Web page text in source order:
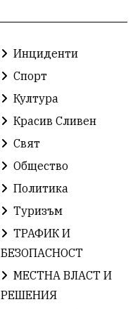
Инциденти
Спорт
Култура
Красив Сливен
Свят
Общество
Политика
Туризъм
ТРАФИК И
БЕЗОПАСНОСТ
МЕСТНА ВЛАСТ И
РЕШЕНИЯ